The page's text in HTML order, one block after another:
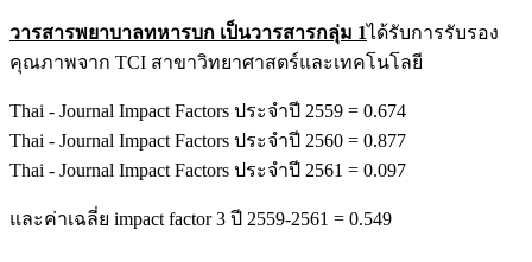
วารสารพยาบาลทหารบก เป็นวารสารกลุ่ม 1ได้รับการรับรอง
คุณภาพจาก TCI สาขาวิทยาศาสตร์และเทคโนโลยี
Thai - Journal Impact Factors ประจำปี 2559 = 0.674
Thai - Journal Impact Factors ประจำปี 2560 = 0.877
Thai - Journal Impact Factors ประจำปี 2561 = 0.097
และค่าเฉลี่ย impact factor 3 ปี 2559-2561 = 0.549